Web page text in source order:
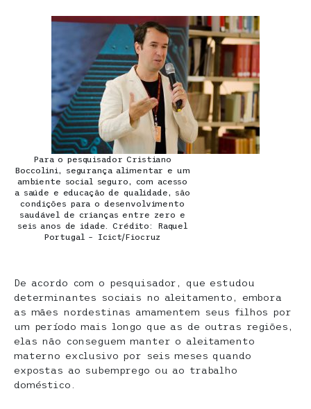
Para o pesquisador Cristiano
Boccolini, segurança alimentar e um
ambiente social seguro, com acesso
a saúde e educação de qualidade, são
condições para o desenvolvimento
saudável de crianças entre zero e
seis anos de idade. Crédito: Raquel
Portugal – Icict/Fiocruz
De acordo com o pesquisador, que estudou
determinantes sociais no aleitamento, embora
as mães nordestinas amamentem seus filhos por
um período mais longo que as de outras regiões,
elas não conseguem manter o aleitamento
materno exclusivo por seis meses quando
expostas ao subemprego ou ao trabalho
doméstico.